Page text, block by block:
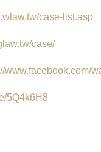
case-list.asp
case/
www.facebook.com/
5Q4k6H8